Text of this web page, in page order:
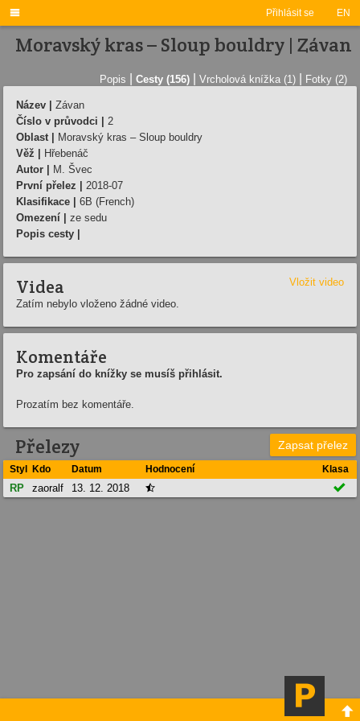
Přihlásit se EN

Moravský kras – Sloup bouldry | Závan
Popis Cesty (156) Vrcholová knížka (1) Fotky (2)
Název |
Závan
Číslo v průvodci |
2
Oblast |
Moravský kras – Sloup bouldry
Věž |
Hřebenáč
Autor |
M. Švec
První přelez |
2018-07
Klasifikace |
6B (French)
Omezení |
ze sedu
Popis cesty |
Videa
Vložit video
Zatím nebylo vloženo žádné video.
Komentáře
Pro zapsání do knížky se musíš přihlásit.
Prozatím bez komentáře.
Přelezy Zapsat přelez
Styl Kdo Datum Hodnocení Klasa
RP zaoralf 13. 12. 2018  
